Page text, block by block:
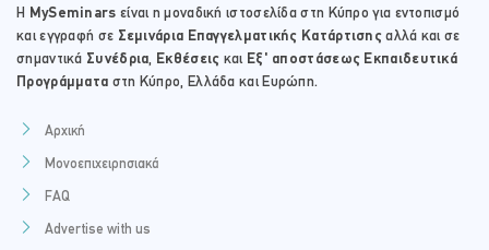
ΏΡΑ
18:00 - 21:15
ΤΟΠΟΘΕΣΊΑ:
ONLINE VIRTUAL CLASSROOM
Τρίτη - 22 Απρ 2025
ΏΡΑ
Η MySeminars είναι η μοναδική ιστοσελίδα στη Κύπρο για εντοπισμό
και εγγραφή σε Σεμινάρια Επαγγελματικής Κατάρτισης αλλά και σε
σημαντικά Συνέδρια, Εκθέσεις και Εξ' αποστάσεως Εκπαιδευτικά
Προγράμματα στη Κύπρο, Ελλάδα και Ευρώπη.
Αρχική
Μονοεπιχειρησιακά
FAQ
Advertise with us